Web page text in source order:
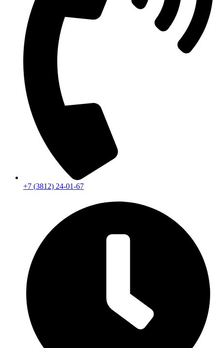
+7 (3812) 24-01-67